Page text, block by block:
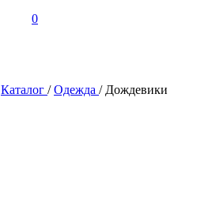
0
Каталог / Одежда / Дождевики